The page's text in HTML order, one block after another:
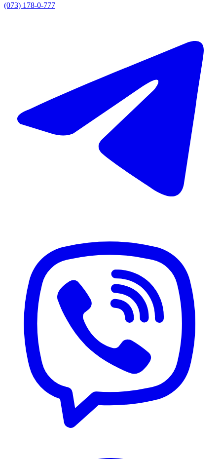
(073) 178-0-777